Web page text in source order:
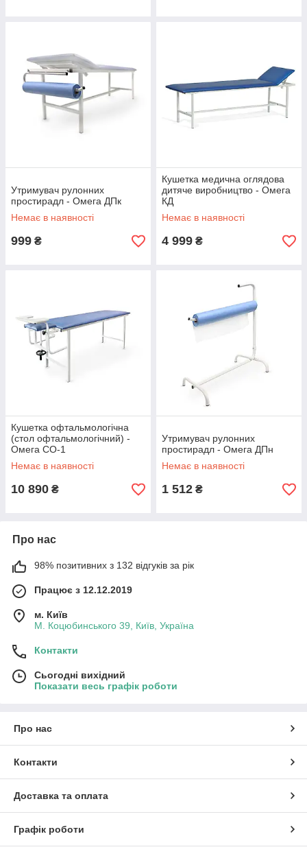
Утримувач рулонних
простирадл - Омега ДПк
Немає в наявності
999 ₴
Кушетка медична оглядова
дитяче виробництво - Омега
КД
Немає в наявності
4 999 ₴
Кушетка офтальмологічна
(стол офтальмологічний) -
Омега СО-1
Немає в наявності
10 890 ₴
Утримувач рулонних
простирадл - Омега ДПн
Немає в наявності
1 512 ₴
Про нас
98% позитивних з 132 відгуків за рік
Працює з 12.12.2019
м. Київ
М. Коцюбинського 39, Київ, Україна
Контакти
Сьогодні вихідний
Показати весь графік роботи
Про нас
Контакти
Доставка та оплата
Графік роботи